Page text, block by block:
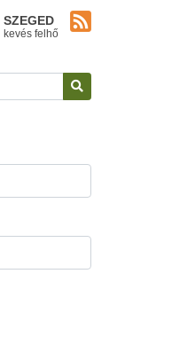
SZEGED
kevés felhő